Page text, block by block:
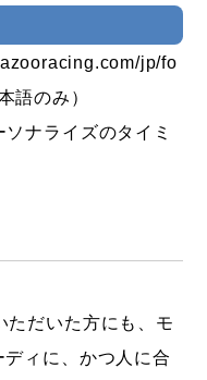
jp/fo
語のみ）
ナライズのタイミ
ただいた方にも、モ
ィに、かつ人に合